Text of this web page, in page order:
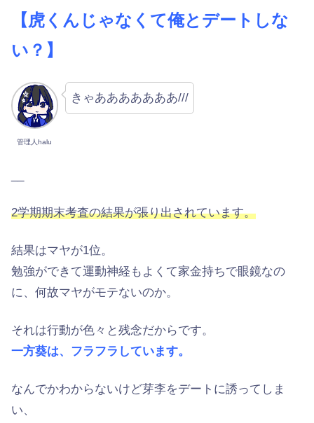
【虎くんじゃなくて俺とデートしな
い？】
管理人halu
きゃあああああああ///
2学期期末考査の結果が張り出されています。
結果はマヤが1位。
勉強ができて運動神経もよくて家金持ちで眼鏡なの
に、何故マヤがモテないのか。
それは行動が色々と残念だからです。
一方葵は、フラフラしています。
なんでかわからないけど芽李をデートに誘ってしま
い、